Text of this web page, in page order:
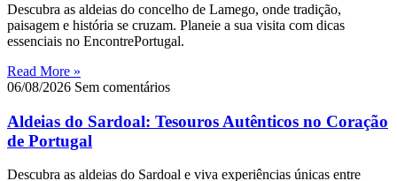
Descubra as aldeias do concelho de Lamego, onde tradição,
paisagem e história se cruzam. Planeie a sua visita com dicas
essenciais no EncontrePortugal.
Read More »
06/08/2026 Sem comentários
Aldeias do Sardoal: Tesouros Autênticos no Coração
de Portugal
Descubra as aldeias do Sardoal e viva experiências únicas entre